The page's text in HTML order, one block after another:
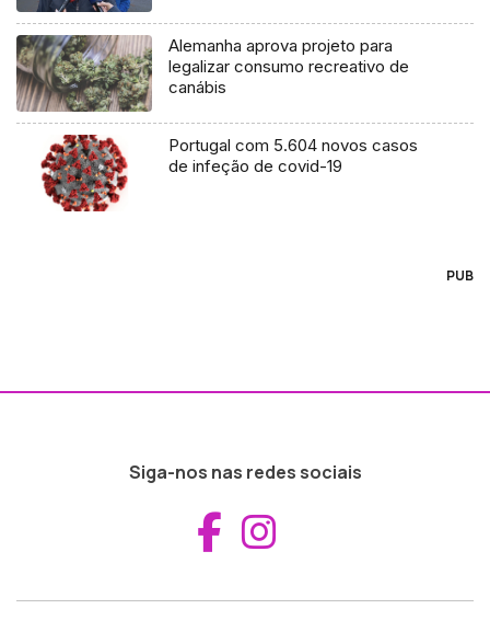
Alemanha aprova projeto para
legalizar consumo recreativo de
canábis
Portugal com 5.604 novos casos
de infeção de covid-19
PUB
Siga-nos nas redes sociais
Aceder ao